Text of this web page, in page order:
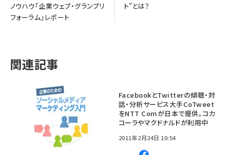
ノウハウ「企業ウェブ・グランプリ
フォーラム」レポート
ト”とは？
関連記事
FacebookとTwitterの傾聴・対
話・分析サービス大手CoTweet
をNTT Comが日本で提供。コカ
コーラやマクドナルドが利用中
2011年2月24日 10:54